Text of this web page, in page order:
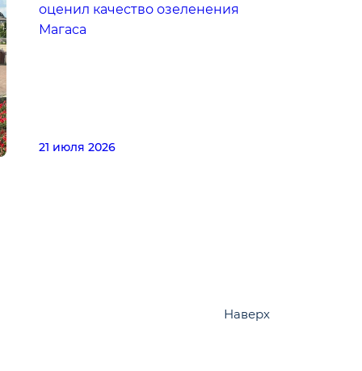
оценил качество озеленения
Магаса
21 июля 2026
Наверх